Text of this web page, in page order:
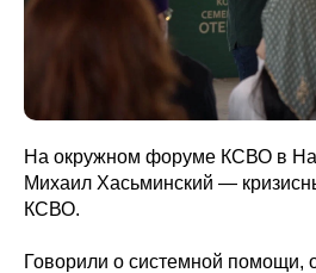
На окружном форуме КСВО в
Михаил Хасьминский —
КСВО.
Говорили о системной помощи,